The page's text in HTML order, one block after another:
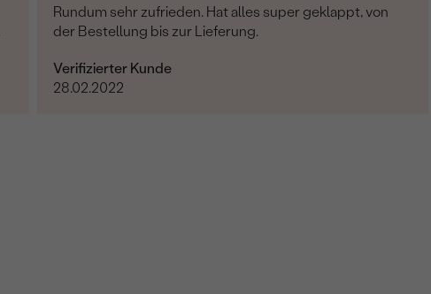
Rundum sehr zufrieden. Hat alles super geklappt, von
der Bestellung bis zur Lieferung.
Verifizierter Kunde
28.02.2022